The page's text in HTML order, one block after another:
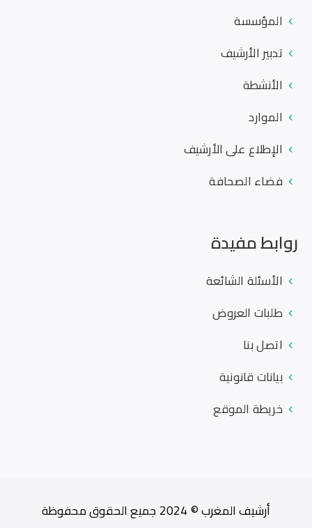
المؤسسة
تدبير الأرشيف
الأنشطة
الموارد
الإطلاع على الأرشيف
فضاء الصحافة
روابط مفيدة
الأسئلة الشائعة
طلبات العروض
اتصل بنا
بيانات قانونية
خريطة الموقع
أرشيف المغرب © 2024 جميع الحقوق محفوظة